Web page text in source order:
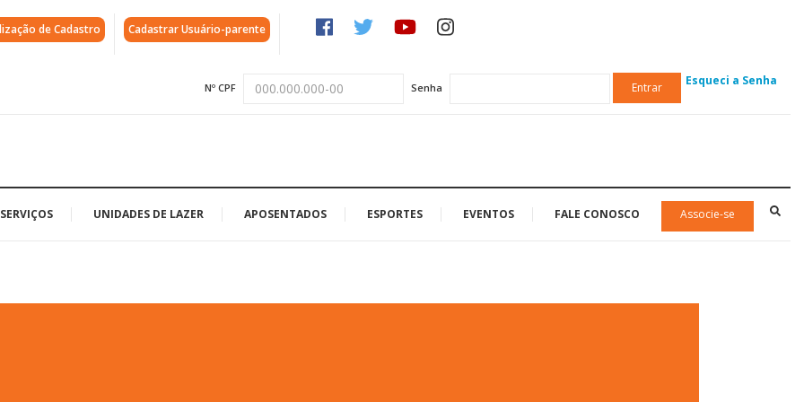
de Cadastro Cadastrar Usuário-parente
Nº CPF Senha Entrar Esqueci a Senha
SERVIÇOS UNIDADES DE LAZER APOSENTADOS ESPORTES EVENTOS FALE CONOSCO Associe-se